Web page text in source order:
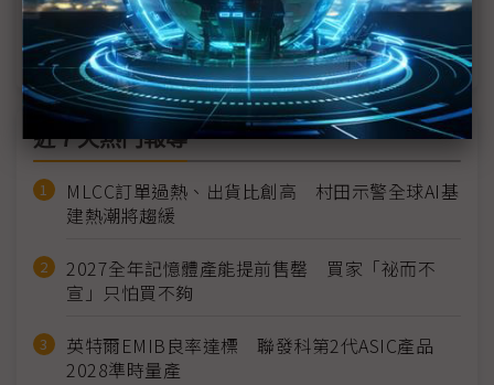
人人都想和川普當朋友 科技領袖相繼獻金
近７天熱門報導
MLCC訂單過熱、出貨比創高 村田示警全球AI基
建熱潮將趨緩
2027全年記憶體產能提前售罄 買家「祕而不
宣」只怕買不夠
英特爾EMIB良率達標 聯發科第2代ASIC產品
2028準時量產